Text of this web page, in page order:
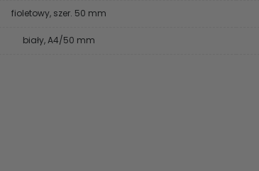
fioletowy, szer. 50 mm
biały, A4/50 mm